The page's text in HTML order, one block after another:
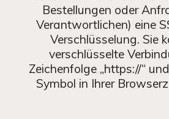
Bestellungen oder
Verantwortlichen) eine
Verschlüsselung. Sie
verschlüsselte
Zeichenfolge „https://“
Symbol in Ihrer